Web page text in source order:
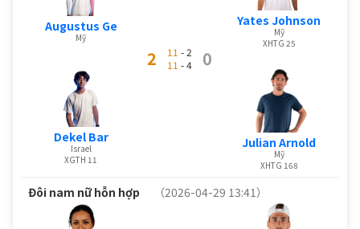
Augustus Ge
Mỹ
Dekel Bar
Israel
XGTH 11
2 11 - 2
11 - 4 0
Yates Johnson
Mỹ
XHTG 25
Julian Arnold
Mỹ
XHTG 168
Đôi nam nữ hỗn hợp （2026-04-29 13:41）